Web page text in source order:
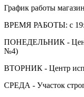
График работы
ВРЕМЯ РАБОТЫ: с
ПОНЕДЕЛЬНИК -
№4)
ВТОРНИК - Центр
СРЕДА - Участок